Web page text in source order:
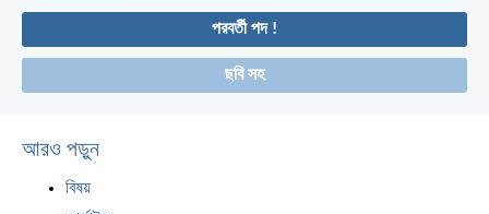
পরবর্তী পদ !
ছবি সহ
আরও পড়ুন
বিষয়